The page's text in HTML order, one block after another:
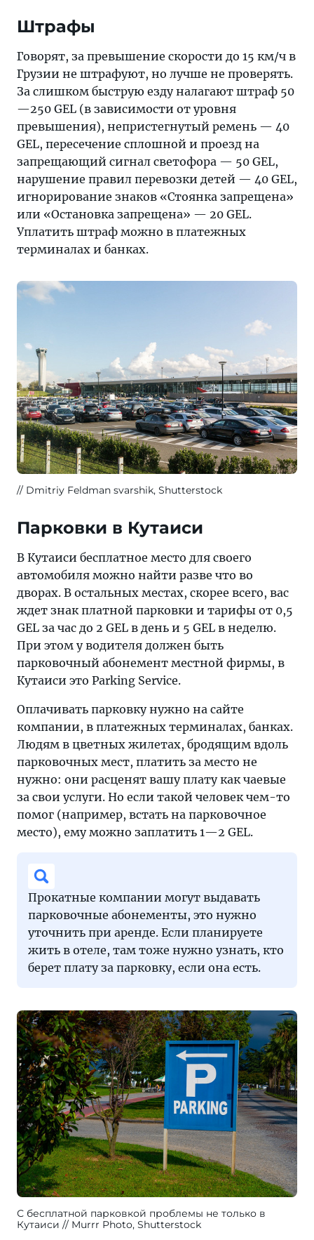
Штрафы
Говорят, за превышение скорости до 15 км/ч в
Грузии не штрафуют, но лучше не проверять.
За слишком быструю езду налагают штраф 50
—250 GEL (в зависимости от уровня
превышения), непристегнутый ремень — 40
GEL, пересечение сплошной и проезд на
запрещающий сигнал светофора — 50 GEL,
нарушение правил перевозки детей — 40 GEL,
игнорирование знаков «Стоянка запрещена»
или «Остановка запрещена» — 20 GEL.
Уплатить штраф можно в платежных
терминалах и банках.
Dmitriy Feldman svarshik, Shutterstock
Парковки в Кутаиси
В Кутаиси бесплатное место для своего
автомобиля можно найти разве что во
дворах. В остальных местах, скорее всего, вас
ждет знак платной парковки и тарифы от 0,5
GEL за час до 2 GEL в день и 5 GEL в неделю.
При этом у водителя должен быть
парковочный абонемент местной фирмы, в
Кутаиси это Parking Service.
Оплачивать парковку нужно на сайте
компании, в платежных терминалах, банках.
Людям в цветных жилетах, бродящим вдоль
парковочных мест, платить за место не
нужно: они расценят вашу плату как чаевые
за свои услуги. Но если такой человек чем-то
помог (например, встать на парковочное
место), ему можно заплатить 1—2 GEL.
Прокатные компании могут выдавать
парковочные абонементы, это нужно
уточнить при аренде. Если планируете
жить в отеле, там тоже нужно узнать, кто
берет плату за парковку, если она есть.
С бесплатной парковкой проблемы не только в
Кутаиси
Murrr Photo, Shutterstock